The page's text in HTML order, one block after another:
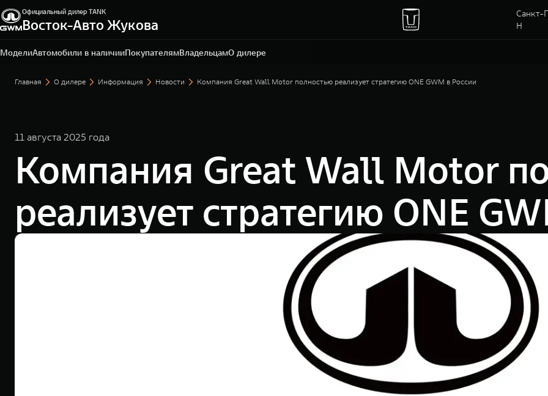
Официальный дилер TANK
Восток-Авто Жукова
Санкт-
Н
МоделиАвтомобили в наличииПокупателямВладельцамО дилере
Санкт-Петербург, ул. Портовая, 15, литер Б, помещ. 2-
Н
+7 (812) 703-77-03
Главная О дилере Информация Новости Компания Great Wall Motor полностью реализует стратегию ONE GWM в России
11 августа 2025 года
Компания Great Wall Motor
реализует стратегию ONE